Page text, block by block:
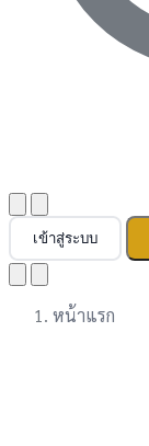
เข้าสู่ระบบ
หน้าแรก